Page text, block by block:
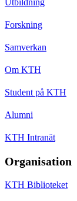
Forskning
Samverkan
Om KTH
Student på KTH
Alumni
KTH Intranät
Organisation
KTH Biblioteket